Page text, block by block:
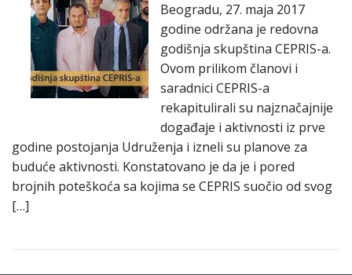
Beogradu, 27. maja 2017
godine održana je redovna
godišnja skupština CEPRIS-a.
Ovom prilikom članovi i
saradnici CEPRIS-a
rekapitulirali su najznačajnije
događaje i aktivnosti iz prve
godine postojanja Udruženja i izneli su planove za
buduće aktivnosti. Konstatovano je da je i pored
brojnih poteškoća sa kojima se CEPRIS suočio od svog
[…]